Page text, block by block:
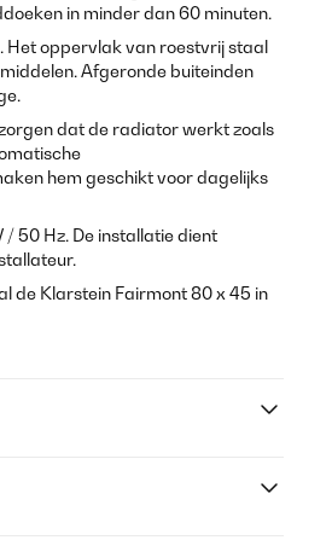
in minder dan 60 minuten.
oppervlak van roestvrij staal
Afgeronde buiteinden
dat de radiator werkt zoals
hem geschikt voor dagelijks
50 Hz. De installatie dient
de Klarstein Fairmont 80 x 45 in